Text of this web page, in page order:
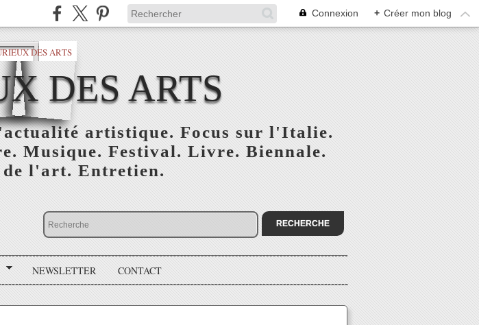
Connexion + Créer mon blog
DES ARTS
artistique. Focus sur l'Italie.
Musique. Festival. Livre. Biennale.
de l'art. Entretien.
NEWSLETTER CONTACT